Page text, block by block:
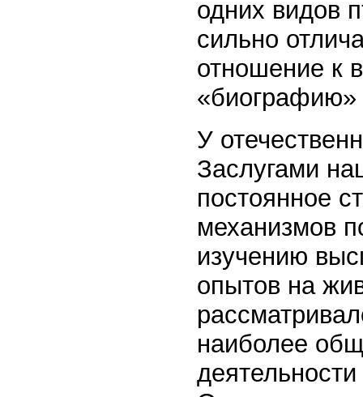
одних видов
сильно
отношение к
«биографию»
У
Заслугами
постоянное
механизмов
изучению
опытов на
наиболее